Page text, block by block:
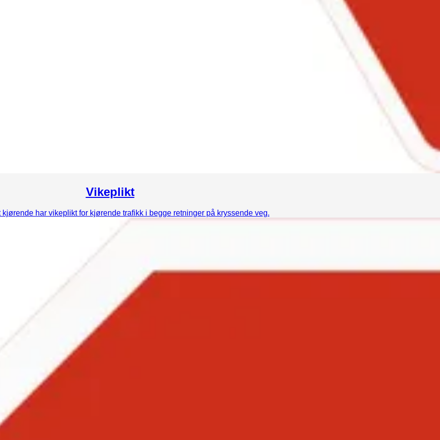
Vikeplikt
kjørende har vikeplikt for kjørende trafikk i begge retninger på kryssende veg.